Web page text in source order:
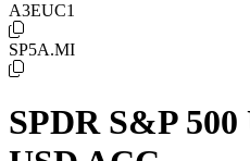
A3EUC1
SP5A.MI
SPDR S&P